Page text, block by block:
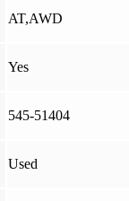
AT,AWD
Yes
545-51404
Used